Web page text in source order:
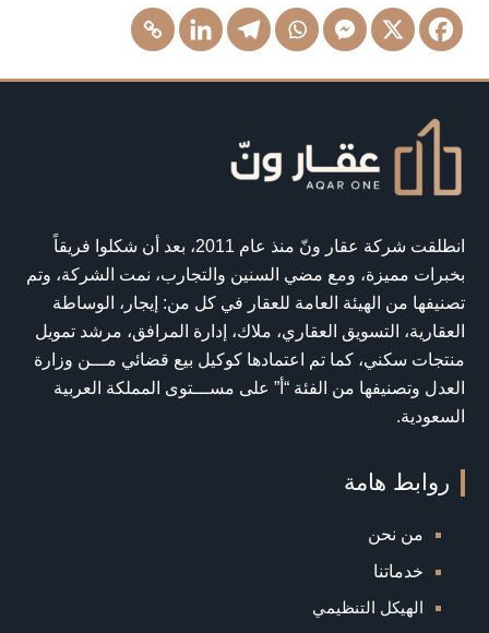
انطلقت شركة عقار ونّ منذ عام 2011، بعد أن شكلوا فريقاً
بخبرات مميزة، ومع مضي السنين والتجارب، نمت الشركة، وتم
تصنيفها من الهيئة العامة للعقار في كل من: إيجار، الوساطة
العقارية، التسويق العقاري، ملاك، إدارة المرافق، مرشد تمويل
منتجات سكني، كما تم اعتمادها كوكيل بيع قضائي مـــن وزارة
العدل وتصنيفها من الفئة “أ” على مســـتوى المملكة العربية
السعودية.
روابط هامة
من نحن
خدماتنا
الهيكل التنظيمي